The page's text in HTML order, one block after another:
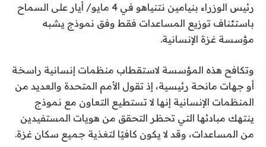
رئيس الوزراء بنيامين نتنياهو في 4 مايو/ أيار على السماح
باستئناف توزيع المساعدات فقط وفق نموذج يشبه
مؤسسة غزة الإنسانية.
وتكافح هذه المؤسسة لاستقطاب منظمات إنسانية راسخة
أو جهات مانحة رئيسية، إذ تقول الأمم المتحدة والعديد من
المنظمات الإنسانية إنها لا تستطيع التعاون مع نموذج
ينتهك مبادئها التي تحظر التحقق من هويات المستفيدين
من المساعدات، وقد لا يكون كافيًا لتغذية جميع سكان غزة.